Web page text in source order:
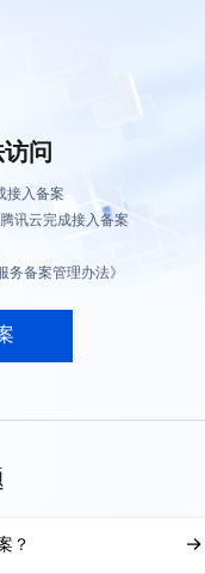
问
接入备案
讯云完成接入备案
务备案管理办法》
？